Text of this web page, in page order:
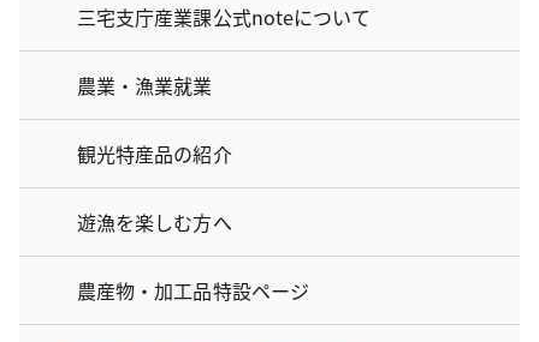
三宅支庁産業課公式noteについて
農業・漁業就業
観光特産品の紹介
遊漁を楽しむ方へ
農産物・加工品特設ページ